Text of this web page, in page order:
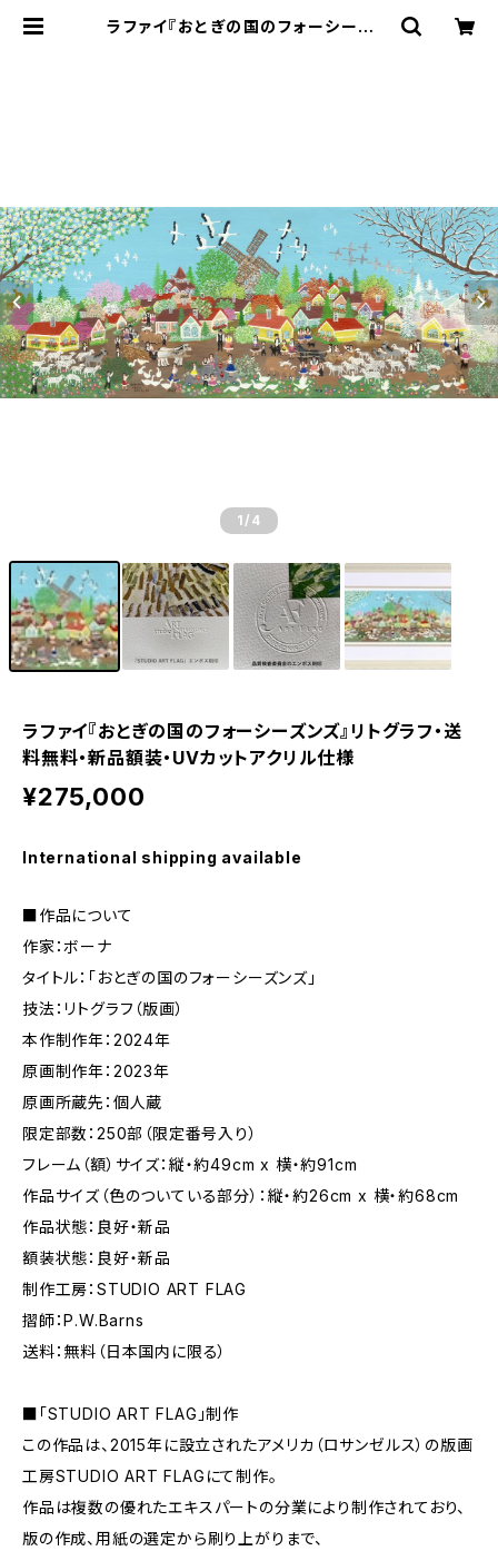
ラファイ『おとぎの国のフォーシーズン
1 /4
ラファイ『おとぎの国のフォーシーズンズ』リトグラフ・送
料無料・新品額装・UVカットアクリル仕様
¥275,000
International shipping available
■作品について
作家：ボーナ
タイトル：「おとぎの国のフォーシーズンズ」
技法：リトグラフ（版画）
本作制作年：2024年
原画制作年：2023年
原画所蔵先：個人蔵
限定部数：250部（限定番号入り）
フレーム（額）サイズ：縦・約49cm x 横・約91cm
作品サイズ（色のついている部分）：縦・約26cm x 横・約68cm
作品状態：良好・新品
額装状態：良好・新品
制作工房：STUDIO ART FLAG
摺師：P.W.Barns
送料：無料（日本国内に限る）
■「STUDIO ART FLAG」制作
この作品は、2015年に設立されたアメリカ（ロサンゼルス）の版画
工房STUDIO ART FLAGにて制作。
作品は複数の優れたエキスパートの分業により制作されており、
版の作成、用紙の選定から刷り上がりまで、